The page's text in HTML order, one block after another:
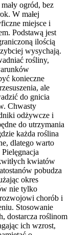
ogród, bez
W małej
miejsce i
Podstawą jest
ilością
wysychają.
rośliny,
konieczne
ale
do gnicia
Chwasty
odżywcze i
do utrzymania
każda roślina
dlatego warto
kwiatów
pobudza
okres
nie tylko
chorób i
Stosowanie
dostarcza roślinom
ich wzrost,